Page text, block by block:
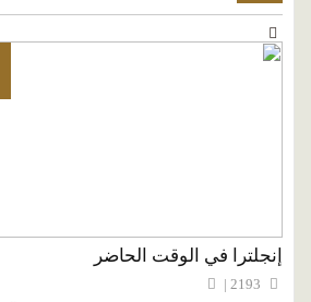
إنجلترا في الوقت الحاضر